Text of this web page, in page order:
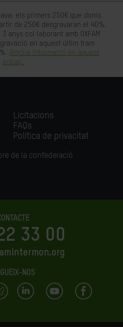
els primers 250€ que donis
de 250€ desgravaran el 40%.
anys col·laborant amb OXFAM
en aquest últim tram
Amplia informació en aquest
enllaç.
Licitacions
FAQs
Política de privacitat
de la confederació
33 00
NOS